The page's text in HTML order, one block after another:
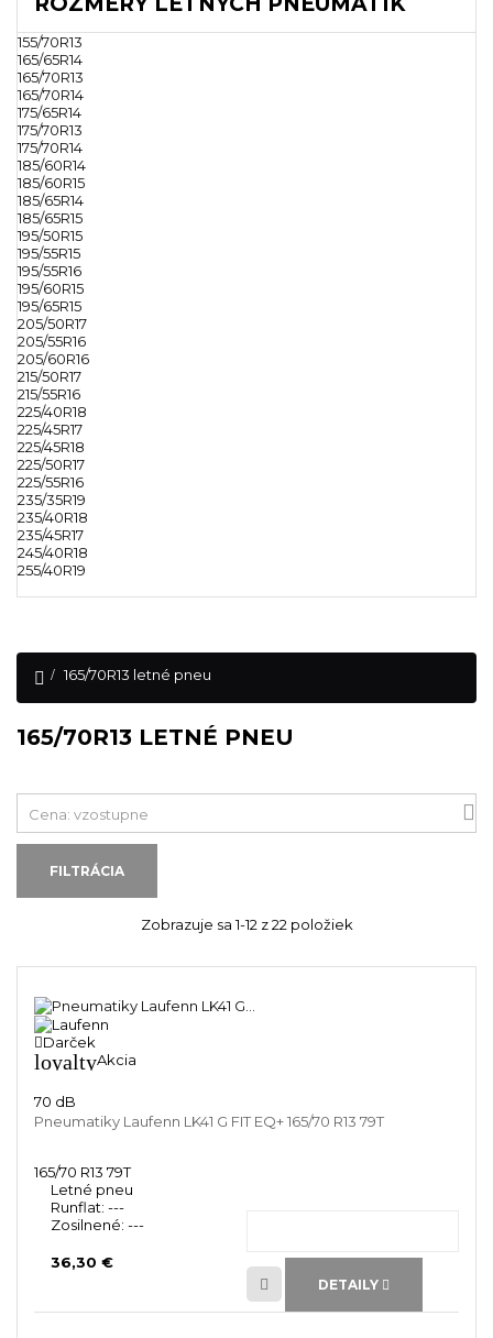
155/70R13
165/65R14
165/70R13
165/70R14
175/65R14
175/70R13
175/70R14
185/60R14
185/60R15
185/65R14
185/65R15
195/50R15
195/55R15
195/55R16
195/60R15
195/65R15
205/50R17
205/55R16
205/60R16
215/50R17
215/55R16
225/40R18
225/45R17
225/45R18
225/50R17
225/55R16
235/35R19
235/40R18
235/45R17
245/40R18
255/40R19
165/70R13 letné pneu
165/70R13 LETNÉ PNEU
Cena: vzostupne 
FILTRÁCIA
Zobrazuje sa 1-12 z 22 položiek
Darček
loyaltyAkcia
70 dB
Pneumatiky Laufenn LK41 G FIT EQ+ 165/70 R13 79T
165/70 R13 79T
Letné pneu
Runflat: ---
Zosilnené: ---
36,30 €
DETAILY